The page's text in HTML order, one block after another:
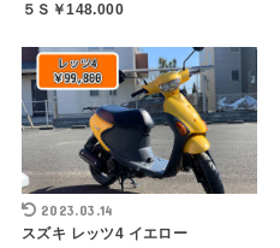
５Ｓ￥148.000
2023.03.14
スズキ レッツ4 イエロー